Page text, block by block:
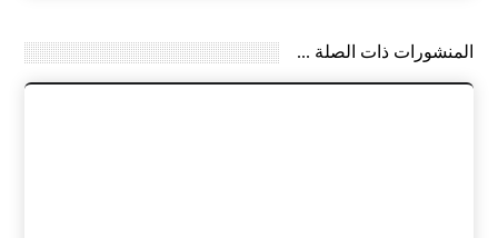
المنشورات ذات الصلة ...